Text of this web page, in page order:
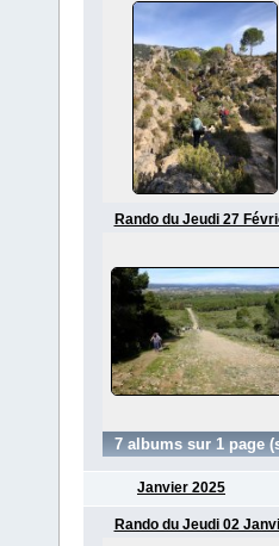
Rando du Jeudi 27
7 albums sur 1 page
Janvier 2025
Rando du Jeudi 02